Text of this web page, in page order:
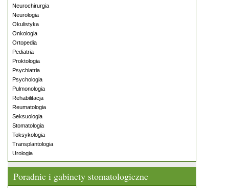
Neurochirurgia
Neurologia
Okulistyka
Onkologia
Ortopedia
Pediatria
Proktologia
Psychiatria
Psychologia
Pulmonologia
Rehabilitacja
Reumatologia
Seksuologia
Stomatologia
Toksykologia
Transplantologia
Urologia
Poradnie i gabinety stomatologiczne